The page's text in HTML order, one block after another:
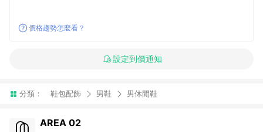
價格趨勢怎麼看？
設定到價通知
分類： 鞋包配飾 男鞋 男休閒鞋
AREA 02